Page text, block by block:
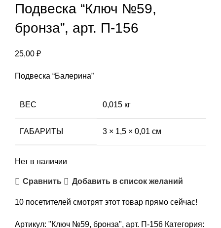
Подвеска “Ключ №59,
бронза”, арт. П-156
25,00 ₽
Подвеска “Балерина”
ВЕС 0,015 кг
ГАБАРИТЫ 3 × 1,5 × 0,01 см
Нет в наличии
Сравнить Добавить в список желаний
10 посетителей смотрят этот товар прямо сейчас!
Артикул: "Ключ №59, бронза", арт. П-156 Категория: